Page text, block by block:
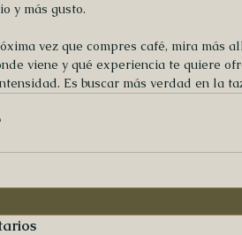
y más gusto.
vez que compres café, mira más
viene y qué experiencia te quiere
Es buscar más verdad en la